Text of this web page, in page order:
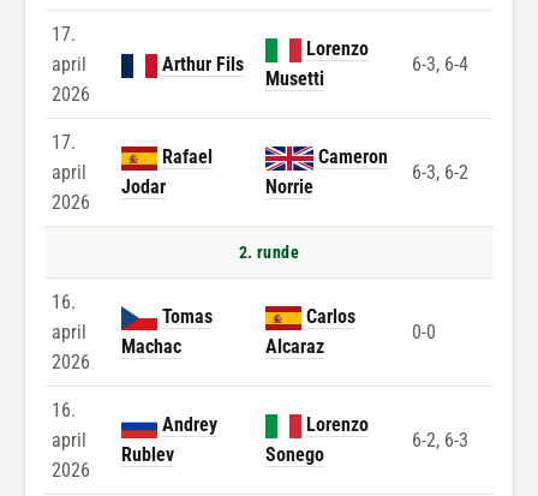
17.
april
2026
Arthur Fils
Lorenzo
Musetti
6-3, 6-4
17.
april
2026
Rafael
Jodar
Cameron
Norrie
6-3, 6-2
2. runde
16.
april
2026
Tomas
Machac
Carlos
Alcaraz
0-0
16.
april
2026
Andrey
Rublev
Lorenzo
Sonego
6-2, 6-3